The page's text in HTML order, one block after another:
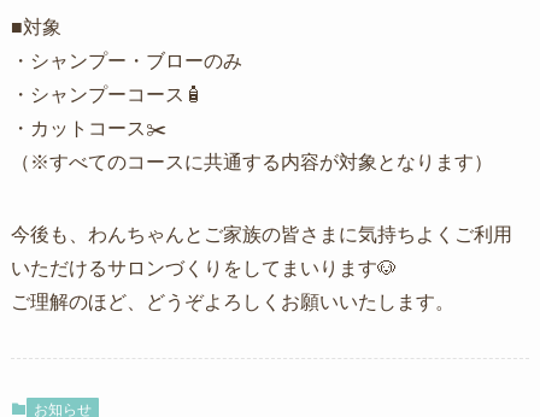
■対象
・シャンプー・ブローのみ
・シャンプーコース🧴
・カットコース✂️
（※すべてのコースに共通する内容が対象となります）
今後も、わんちゃんとご家族の皆さまに気持ちよくご利用
いただけるサロンづくりをしてまいります🐶
ご理解のほど、どうぞよろしくお願いいたします。
お知らせ